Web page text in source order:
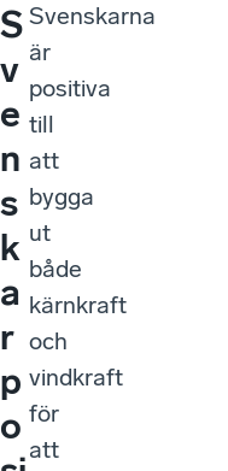
S
v
e
n
s
k
a
r
p
o
Svenskarna
är
positiva
till
att
bygga
ut
både
kärnkraft
och
vindkraft
för
att